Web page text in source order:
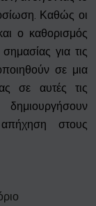
Καθώς οι
ο καθορισμός
για τις
σε μια
σε αυτές τις
στους